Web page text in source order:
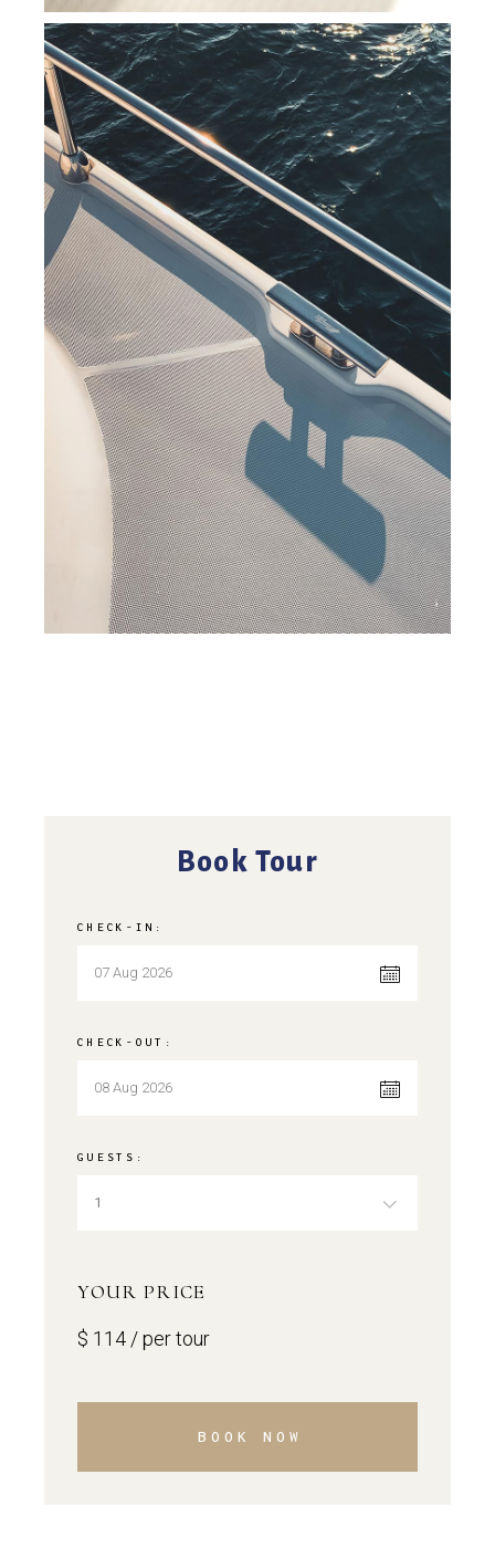
Book Tour
CHECK-IN:
CHECK-OUT:
GUESTS:
1
YOUR PRICE
$ 114 / per tour
BOOK NOW